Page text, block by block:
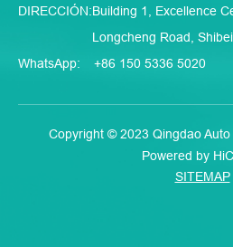
DIRECCIÓN:Building 1, Excellence
Longcheng Road,
WhatsApp:
+86 150 5336 5020
Copyright © 2023 Qingdao
Powered by
SITEMAP